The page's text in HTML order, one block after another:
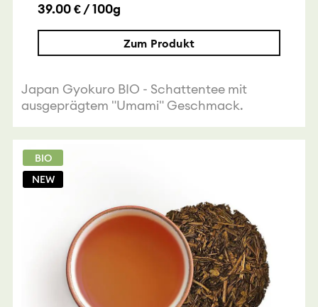
39.00 € / 100g
Zum Produkt
Japan Gyokuro BIO - Schattentee mit
ausgeprägtem "Umami" Geschmack.
BIO
NEW